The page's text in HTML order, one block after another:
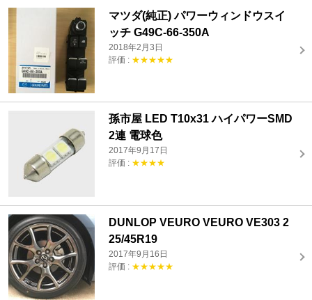
マツダ(純正) パワーウィンドウスイ
ッチ G49C-66-350A
2018年2月3日
評価 : ★★★★★
孫市屋 LED T10x31 ハイパワーSMD
2連 電球色
2017年9月17日
評価 : ★★★★
DUNLOP VEURO VEURO VE303 2
25/45R19
2017年9月16日
評価 : ★★★★★